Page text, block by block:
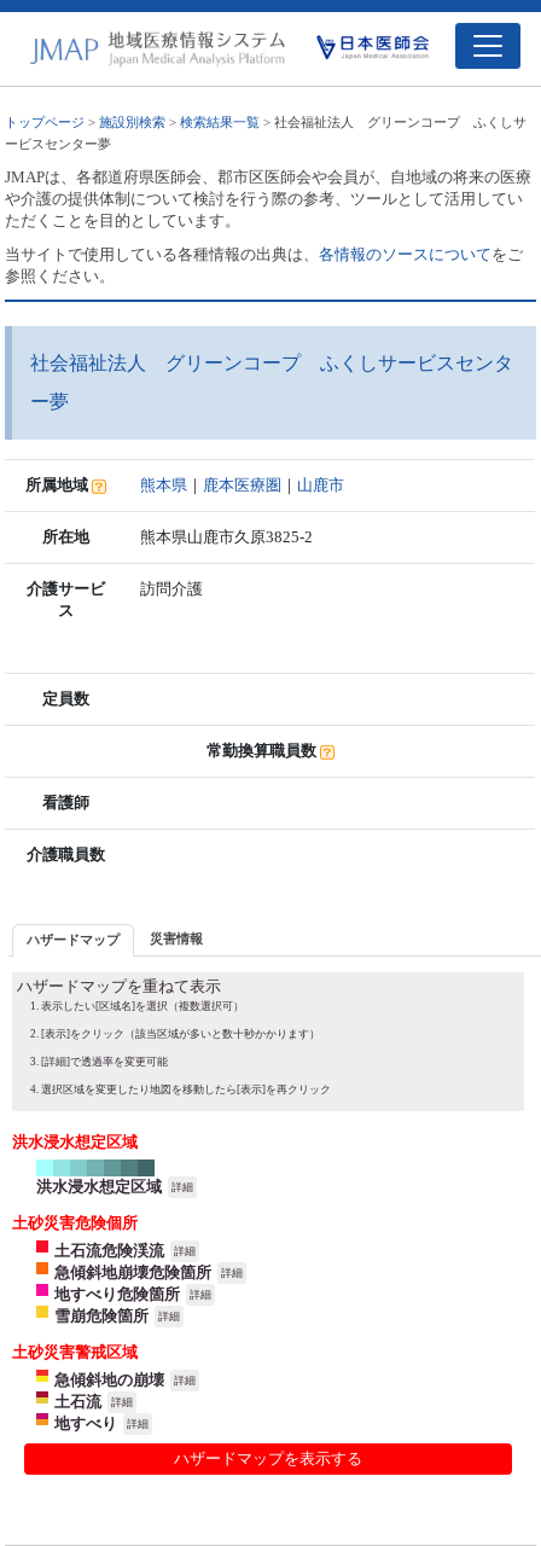
トップページ >施設別検索 >検索結果一覧 > 社会福祉法人 グリーンコープ ふくしサ
ービスセンター夢
JMAPは、各都道府県医師会、郡市区医師会や会員が、自地域の将来の医療
や介護の提供体制について検討を行う際の参考、ツールとして活用してい
ただくことを目的としています。
当サイトで使用している各種情報の出典は、各情報のソースについてをご
参照ください。
社会福祉法人 グリーンコープ ふくしサービスセンタ
ー夢
所属地域 熊本県 ｜ 鹿本医療圏 ｜ 山鹿市
所在地 熊本県山鹿市久原3825-2
介護サービ
ス
訪問介護
定員数
常勤換算職員数
看護師
介護職員数
ハザードマップ 災害情報
ハザードマップを重ねて表示
表示したい[区域名]を選択（複数選択可）
[表示]をクリック（該当区域が多いと数十秒かかります）
[詳細]で透過率を変更可能
選択区域を変更したり地図を移動したら[表示]を再クリック
洪水浸水想定区域
洪水浸水想定区域 詳細
土砂災害危険個所
土石流危険渓流
詳細
急傾斜地崩壊危険箇所 詳細
地すべり危険箇所 詳細
雪崩危険箇所 詳細
土砂災害警戒区域
急傾斜地の崩壊
詳細
土石流 詳細
地すべり 詳細
ハザードマップを表示する